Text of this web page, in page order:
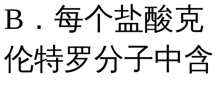
B．每个盐酸克
伦特罗分子中含